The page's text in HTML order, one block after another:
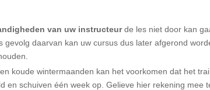
van uw instructeurde les niet door kan
gevolg daarvan kan uw cursus dus later afgerond
koude wintermaanden kan het voorkomen dat het
en schuiven één week op. Gelieve hier rekening mee